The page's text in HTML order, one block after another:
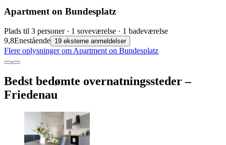
Apartment on Bundesplatz
Plads til 3 personer · 1 soveværelse · 1 badeværelse
9,8Enestående 19 eksterne anmeldelser
Flere oplysninger om Apartment on Bundesplatz
Bedst bedømte overnatningssteder –
Friedenau